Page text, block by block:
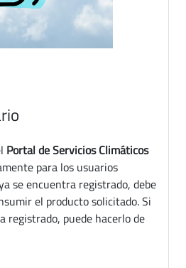
Portal de Servicios Climáticos
para los usuarios
se encuentra registrado, debe
el producto solicitado. Si
registrado, puede hacerlo de